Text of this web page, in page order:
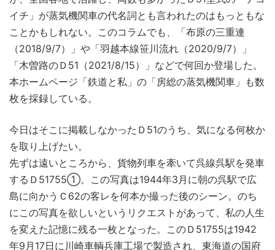
イチ」が蒸気機関車の代名詞とも言われたのはもっともな
ことかもしれない。このコラムでも、「布原の三重連
（2018/9/7）」や「羽越本線笹川流れ（2020/9/7）」
「木曽路のＤ51（2021/8/15）」などで何回か登場した。
本ホームページ「鉄道と私」の「房総の蒸気機関車」も数
枚を採録している。
今日はそこに掲載しなかったＤ51のうち、気になる何枚か
を取り上げたい。
先ずは遠いところから、貨物列車を牽いて呉線呉駅を発車
するＤ51755①。この写真は1944年3月に朝の呉駅で広
島に向かうＣ62の客レを何本か撮った後のシーン。のち
にこの写真を欲しいというリクエストがあって、私の人生
を変えた記憶に残る一枚となった。このＤ51755は1942
年9月17日に川崎車輌兵庫工場で製造され、東海道の国府